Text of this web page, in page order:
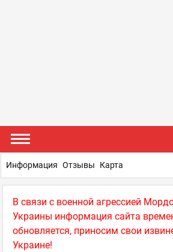
В связи с военной агрессией
Украины информация сайта
обновляется, приносим свои
Украине!
Информация Отзывы Карта